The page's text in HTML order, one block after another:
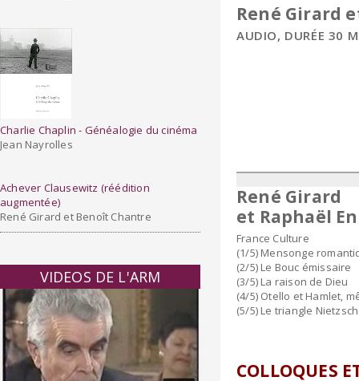
Charlie Chaplin - Généalogie du cinéma
Jean Nayrolles
Achever Clausewitz (réédition
augmentée)
René Girard et Benoît Chantre
VIDEOS DE L'ARM
René Girard
AUDIO, DURÉE 30
René Girard
et Raphaël
France Culture
(1/5) Mensonge
(2/5) Le Bouc émissaire
(3/5) La raison de Dieu
(4/5) Otello et Hamlet,
(5/5) Le triangle
COLLOQUES